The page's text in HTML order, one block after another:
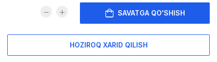
SAVATGA QO'SHISH
HOZIROQ XARID QILISH